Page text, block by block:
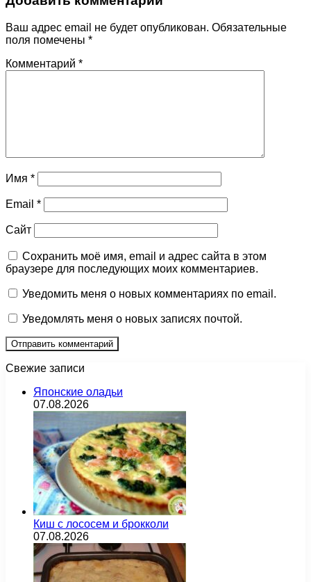
Ваш адрес email не будет опубликован. Обязательные
поля помечены *
Комментарий *
Имя *
Email *
Сайт
Сохранить моё имя, email и адрес сайта в этом
браузере для последующих моих комментариев.
Уведомить меня о новых комментариях по email.
Уведомлять меня о новых записях почтой.
Свежие записи
Японские оладьи
07.08.2026
Киш с лососем и брокколи
07.08.2026